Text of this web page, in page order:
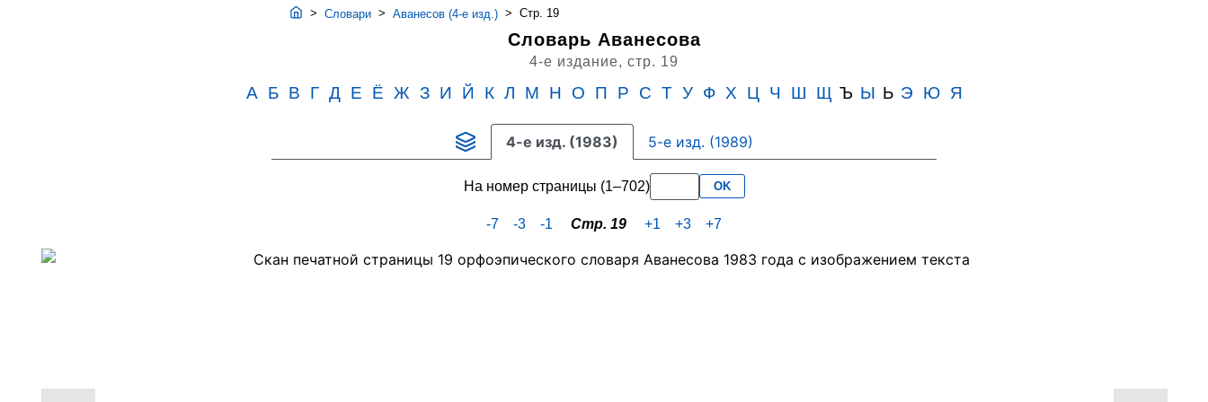
> Словари > Аванесов (4-е изд.) > Стр. 19
Словарь Аванесова
4-е издание, стр. 19
А Б В Г Д Е Ё Ж З И Й К Л М Н О П Р С Т У Ф Х Ц Ч Ш Щ Ъ Ы Ь Э Ю Я
4-е изд. (1983) 5-е изд. (1989)
На номер страницы (1–702) OK
-7 -3 -1 Стр. 19 +1 +3 +7
Скан